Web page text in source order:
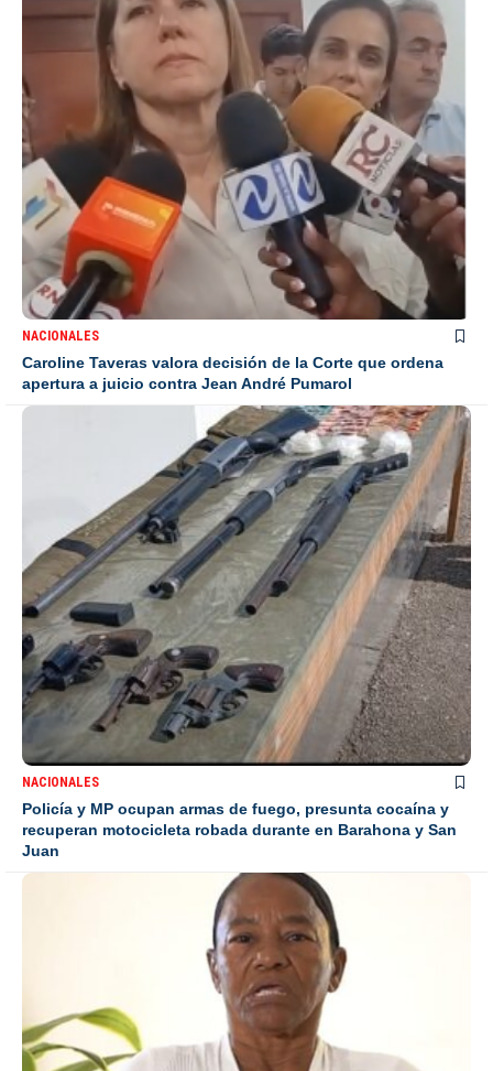
NACIONALES
Caroline Taveras valora decisión de la Corte que ordena
apertura a juicio contra Jean André Pumarol
NACIONALES
Policía y MP ocupan armas de fuego, presunta cocaína y
recuperan motocicleta robada durante en Barahona y San
Juan